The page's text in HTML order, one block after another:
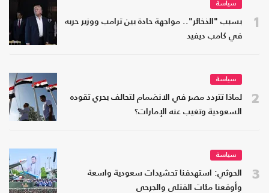
1
سياسة
بسبب "الذخائر".. مواجهة حادة بين ترامب ووزير حربه
في كامب ديفيد
2
سياسة
لماذا تتردد مصر في الانضمام لتحالف بحري تقوده
السعودية وتغيب عنه الإمارات؟
3
سياسة
الحوثي: استهدفنا تحشيدات سعودية واسعة
وأوقعنا مئات القتلى والجرحى